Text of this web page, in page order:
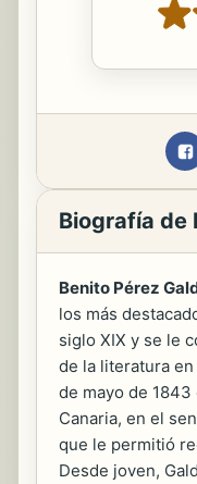
Biografía de
Benito Pérez
los más
siglo XIX y se le
de la literatura
de mayo de 1843
Canaria, en el
que le permitió
Desde joven,